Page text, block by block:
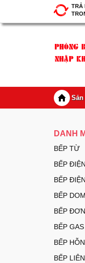
TRẢ
DANH
BẾP TỪ
BẾP ĐIỆN
BẾP
BẾP
BẾP ĐƠN
BẾP GAS
BẾP
BẾP